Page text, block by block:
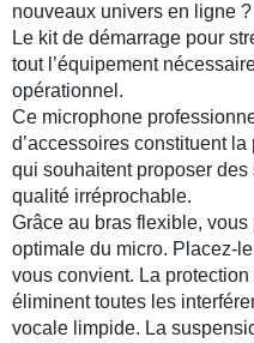
nouveaux univers en ligne ?
Le kit de démarrage pour
tout l’équipement
opérationnel.
Ce microphone
d’accessoires constituent
qui souhaitent proposer des
qualité irréprochable.
Grâce au bras flexible, vous
optimale du micro. Placez-
vous convient. La
éliminent toutes les
vocale limpide. La